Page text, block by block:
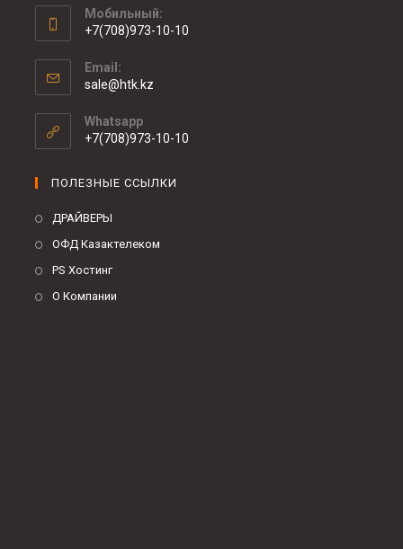
Мобильный:
+7(708)973-10-10
Email:
sale@htk.kz
Whatsapp
+7(708)973-10-10
ПОЛЕЗНЫЕ ССЫЛКИ
ДРАЙВЕРЫ
ОФД Казактелеком
PS Хостинг
О Компании